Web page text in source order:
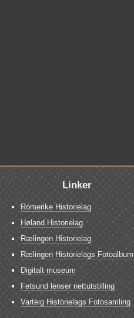
Linker
Romerike Historielag
Høland Historielag
Rælingen Historielag
Rælingen Historielags Fotoalbum
Digitalt museum
Fetsund lenser nettutstilling
Varteig Historielags Fotosamling